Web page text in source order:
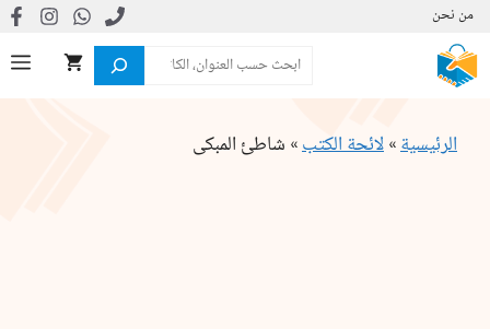
انتقل
إلى
المحتوى
من نحن
البحث
الرئيسية»لائحة الكتب» شاطئ المبكى